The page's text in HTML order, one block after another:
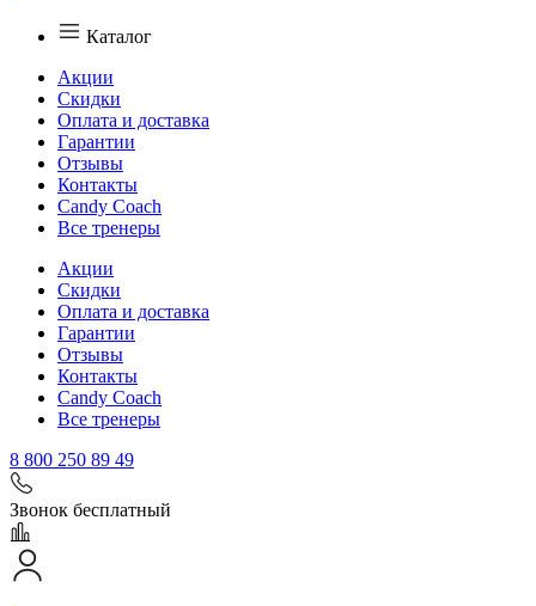
Каталог
Акции
Скидки
Оплата и доставка
Гарантии
Отзывы
Контакты
Candy Coach
Все тренеры
Акции
Скидки
Оплата и доставка
Гарантии
Отзывы
Контакты
Candy Coach
Все тренеры
8 800 250 89 49
Звонок бесплатный